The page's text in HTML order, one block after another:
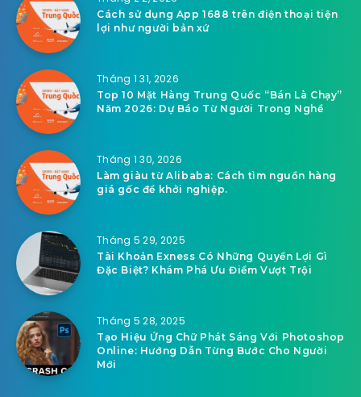
Cách sử dụng App 1688 trên điện thoại tiện
lợi như người bản xứ
Tháng 1 31, 2026
Top 10 Mặt Hàng Trung Quốc “Bán Là Chạy”
Năm 2026: Dự Báo Từ Người Trong Nghề
Tháng 1 30, 2026
Làm giàu từ Alibaba: Cách tìm nguồn hàng
giá gốc để khởi nghiệp.
Tháng 5 29, 2025
Tài Khoản Exness Có Những Quyền Lợi Gì
Đặc Biệt? Khám Phá Ưu Điểm Vượt Trội
Tháng 5 28, 2025
Tạo Hiệu Ứng Chữ Phát Sáng Với Photoshop
Online: Hướng Dẫn Từng Bước Cho Người
Mới